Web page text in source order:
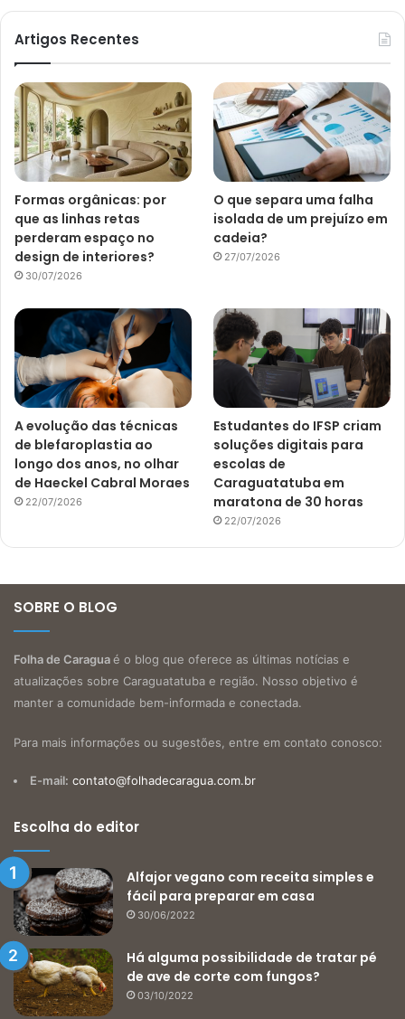
Artigos Recentes
Formas orgânicas: por
que as linhas retas
perderam espaço no
design de interiores?
30/07/2026
O que separa uma falha
isolada de um prejuízo em
cadeia?
27/07/2026
A evolução das técnicas
de blefaroplastia ao
longo dos anos, no olhar
de Haeckel Cabral Moraes
22/07/2026
Estudantes do IFSP criam
soluções digitais para
escolas de
Caraguatatuba em
maratona de 30 horas
22/07/2026
SOBRE O BLOG
Folha de Caraguaé o blog que oferece as últimas notícias e
atualizações sobre Caraguatatuba e região. Nosso objetivo é
manter a comunidade bem-informada e conectada.
Para mais informações ou sugestões, entre em contato conosco:
E-mail: contato@folhadecaragua.com.br
Escolha do editor
Alfajor vegano com receita simples e
fácil para preparar em casa
30/06/2022
Há alguma possibilidade de tratar pé
de ave de corte com fungos?
03/10/2022